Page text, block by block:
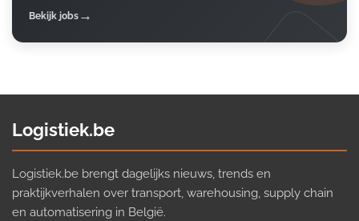
Bekijk jobs
Logistiek.be
Logistiek.be brengt dagelijks nieuws, trends en
praktijkverhalen over transport, warehousing, supply chain
en automatisering in België.